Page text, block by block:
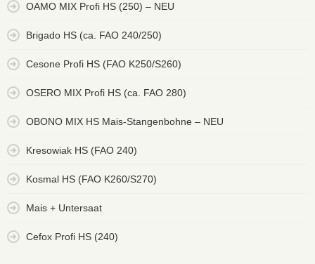
OAMO MIX Profi HS (250) – NEU
Brigado HS (ca. FAO 240/250)
Cesone Profi HS (FAO K250/S260)
OSERO MIX Profi HS (ca. FAO 280)
OBONO MIX HS Mais-Stangenbohne – NEU
Kresowiak HS (FAO 240)
Kosmal HS (FAO K260/S270)
Mais + Untersaat
Cefox Profi HS (240)